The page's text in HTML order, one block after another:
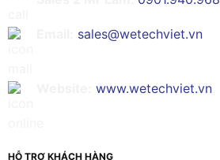
sales@wetechviet.vn
www.wetechviet.vn
HỖ TRỢ KHÁCH HÀNG